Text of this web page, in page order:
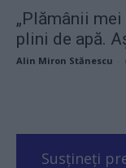
„Plămânii
plini de apă.
Alin Miron Stănescu
Susțineți